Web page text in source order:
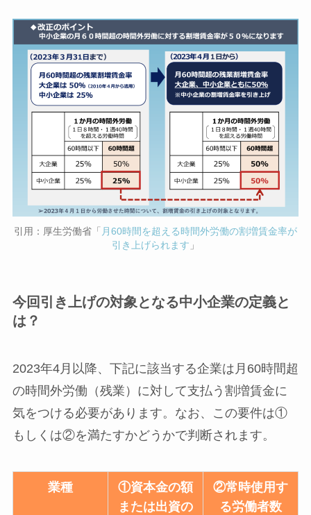
引用：厚生労働省「 月60時間を超える時間外労働の割増賃金率が
引き上げられます 」
今回引き上げの対象となる中小企業の定義と
は？
2023年4月以降、下記に該当する企業は月60時間超
の時間外労働（残業）に対して支払う割増賃金に
気をつける必要があります。なお、この要件は①
もしくは②を満たすかどうかで判断されます。
業種
①資本金の額
または出資の
②常時使用す
る労働者数